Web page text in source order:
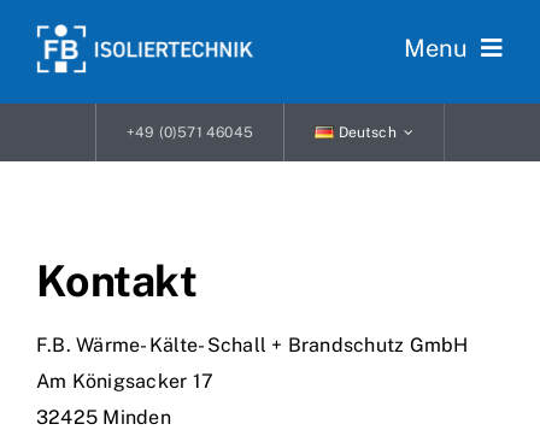
Menu
Startseite
Bühnenvermietung
Karriere
+49 (0)571 46045 Deutsch
Kontakt
F.B. Wärme- Kälte- Schall + Brandschutz GmbH
Am Königsacker 17
32425 Minden